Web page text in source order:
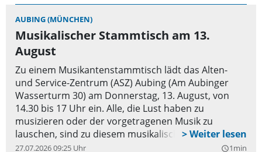
AUBING (MÜNCHEN)
Musikalischer Stammtisch am 13.
August
Zu einem Musikantenstammtisch lädt das Alten-
und Service-Zentrum (ASZ) Aubing (Am Aubinger
Wasserturm 30) am Donnerstag, 13. August, von
14.30 bis 17 Uhr ein. Alle, die Lust haben zu
musizieren oder der vorgetragenen Musik zu
lauschen, sind zu diesem musikalischen Nachmittag
eingeladen. In angenehmer Atmosphäre werden die
27.07.2026 09:25 Uhr query_builder1min